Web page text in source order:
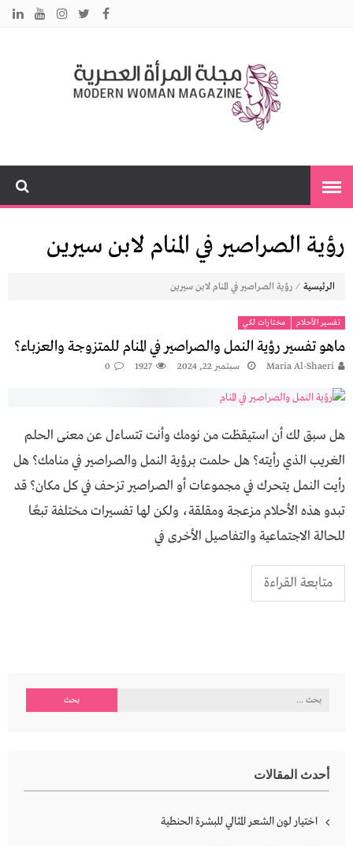
رؤية الصراصير في المنام لابن سيرين
الرئيسية ⁄ رؤية الصراصير في المنام لابن سيرين
تفسير الأحلام مختارات لكي
ماهو تفسير رؤية النمل والصراصير في المنام للمتزوجة والعزباء؟
Maria Al-Shaeri سبتمبر 22, 2024 1927
0
هل سبق لك أن استيقظت من نومك وأنت تتساءل عن معنى الحلم
الغريب الذي رأيته؟ هل حلمت برؤية النمل والصراصير في منامك؟ هل
رأيت النمل يتحرك في مجموعات أو الصراصير تزحف في كل مكان؟ قد
تبدو هذه الأحلام مزعجة ومقلقة، ولكن لها تفسيرات مختلفة تبعًا
للحالة الاجتماعية والتفاصيل الأخرى في
متابعة القراءة
البحث
أحدث المقالات
اختيار لون الشعر المثالي للبشرة الحنطية